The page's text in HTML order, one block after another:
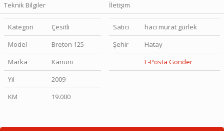
Teknik Bilgiler İletişim
Kategori
Çesitli
Model
Breton 125
Marka
Kanuni
Yıl
2009
KM
19.000
Satıcı
haci murat gürlek
Şehir
Hatay
E-Posta Gonder